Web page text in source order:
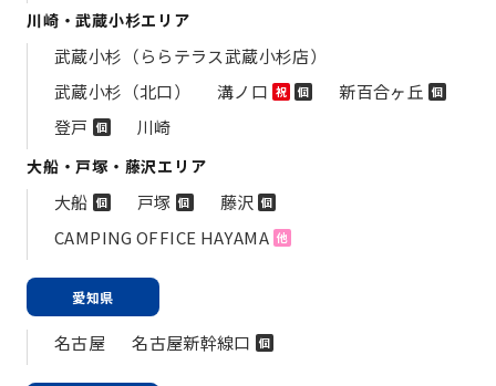
川崎・武蔵小杉エリア
武蔵小杉（ららテラス武蔵小杉店）
武蔵小杉（北口）
溝ノ口 祝 個 新百合ヶ丘 個
登戸 個 川崎
大船・戸塚・藤沢エリア
大船 個 戸塚 個 藤沢 個
CAMPING OFFICE HAYAMA 他
愛知県
名古屋 名古屋新幹線口 個